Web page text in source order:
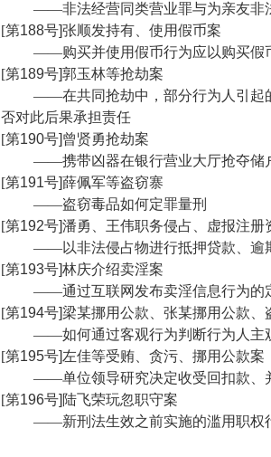
——非法经营同类营业罪与为亲友非
[第188号]张顺发持有、使用假币案
——购买并使用假币行为应以购买假
[第189号]郭玉林等抢劫案
——在共同抢劫中，部分行为人引起
否对此后果承担责任
[第190号]曾贤勇抢劫案
——携带凶器在银行营业大厅抢夺储
[第191号]薛佩军等盗窃寨
——盗窃毒品如何定罪量刑
[第192号]潘勇、王伟职务侵占、虚报注册
——以非法侵占物进行抵押贷款、逾
[第193号]林庆介绍卖淫案
——通过互联网发布卖淫信息行为的
[第194号]梁某挪用公款、张某挪用公款、
——如何通过客观行为判断行为人主
[第195号]左佳等受贿、贪污、挪用公款案
——单位领导研究决定收受回扣款、
[第196号] 陆飞荣玩忽职守案
——新刑法生效之前实施的滥用职权